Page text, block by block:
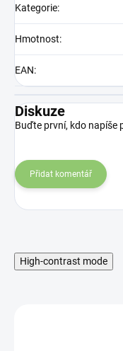
Kategorie:
Hmotnost:
EAN:
Diskuze
Buďte první, kdo napíše
Přidat komentář
High-contrast mode